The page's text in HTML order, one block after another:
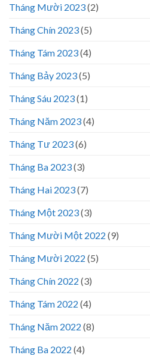
Tháng Mười 2023(2)
Tháng Chín 2023(5)
Tháng Tám 2023(4)
Tháng Bảy 2023(5)
Tháng Sáu 2023(1)
Tháng Năm 2023(4)
Tháng Tư 2023(6)
Tháng Ba 2023(3)
Tháng Hai 2023(7)
Tháng Một 2023(3)
Tháng Mười Một 2022 (9)
Tháng Mười 2022 (5)
Tháng Chín 2022 (3)
Tháng Tám 2022 (4)
Tháng Năm 2022 (8)
Tháng Ba 2022 (4)